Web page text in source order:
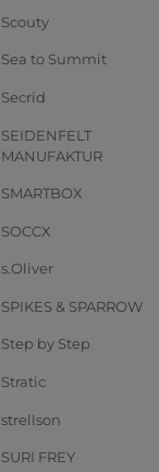
Scouty
Sea to Summit
Secrid
SEIDENFELT
MANUFAKTUR
SMARTBOX
SOCCX
s.Oliver
SPIKES & SPARROW
Step by Step
Stratic
strellson
SURI FREY